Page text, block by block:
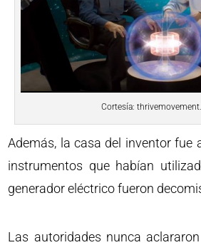
Cortesía:
Además, la casa del inventor fue
instrumentos que habían
generador eléctrico fueron
Las autoridades nunca